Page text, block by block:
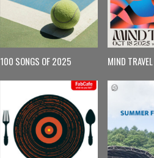
100 SONGS OF 2025 MIND TRAVEL